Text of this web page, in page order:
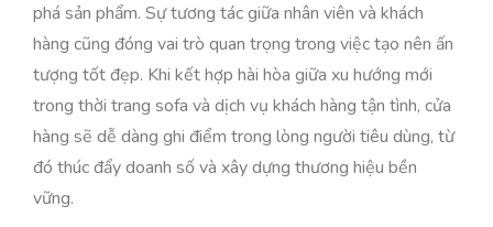
phá sản phẩm. Sự tương tác giữa nhân viên và khách
hàng cũng đóng vai trò quan trọng trong việc tạo nên ấn
tượng tốt đẹp. Khi kết hợp hài hòa giữa xu hướng mới
trong thời trang sofa và dịch vụ khách hàng tận tình, cửa
hàng sẽ dễ dàng ghi điểm trong lòng người tiêu dùng, từ
đó thúc đẩy doanh số và xây dựng thương hiệu bền
vững.